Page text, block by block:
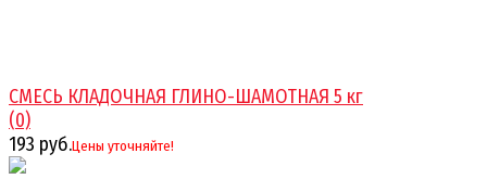
СМЕСЬ КЛАДОЧНАЯ ГЛИНО-ШАМОТНАЯ 5 кг
(0)
193 руб.Цены уточняйте!